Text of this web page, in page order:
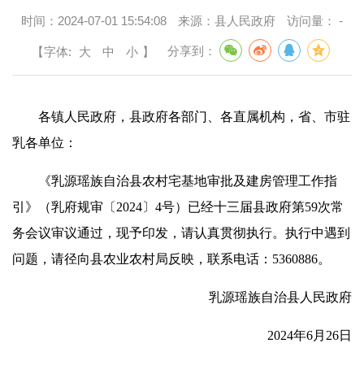
时间： 2024-07-01 15:54:08 来源： 县人民政府 访问量： -
【字体: 大 中 小 】 分享到：
各镇人民政府，县政府各部门、各直属机构，省、市驻
乳各单位：
《乳源瑶族自治县农村宅基地审批及建房管理工作指
引》（乳府规审〔2024〕4号）已经十三届县政府第59次常
务会议审议通过，现予印发，请认真贯彻执行。执行中遇到
问题，请径向县农业农村局反映，联系电话：5360886。
乳源瑶族自治县人民政府
2024年6月26日